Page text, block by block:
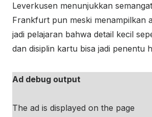
Leverkusen menunjukkan
Frankfurt pun meski menampilkan
jadi pelajaran bahwa detail kecil
dan disiplin kartu bisa jadi penentu
Ad debug output
The ad is displayed on the page